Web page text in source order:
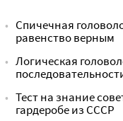
Спичечная
равенство верным
Логическая
Тест на знание
гардеробе из СССР